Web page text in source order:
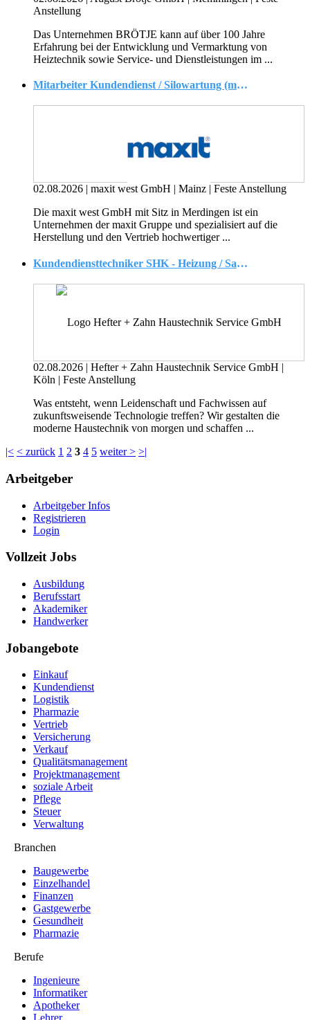
Anstellung
Das Unternehmen BRÖTJE kann auf über 100 Jahre
Erfahrung bei der Entwicklung und Vermarktung von
Heiztechnik sowie Service- und Dienstleistungen im ...
Mitarbeiter Kundendienst / Silowartung (m/w/d)
02.08.2026 | maxit west GmbH | Mainz | Feste Anstellung
Die maxit west GmbH mit Sitz in Merdingen ist ein
Unternehmen der maxit Gruppe und spezialisiert auf die
Herstellung und den Vertrieb hochwertiger ...
Kundendiensttechniker SHK - Heizung / Sanitär (m/w/d)
02.08.2026 | Hefter + Zahn Haustechnik Service GmbH |
Köln | Feste Anstellung
Was entsteht, wenn Leidenschaft und Fachwissen auf
zukunftsweisende Technologie treffen? Wir gestalten die
moderne Haustechnik von morgen und schaffen ...
|< < zurück 1 2 3 4 5 weiter > >|
Arbeitgeber
Arbeitgeber Infos
Registrieren
Login
Vollzeit Jobs
Ausbildung
Berufsstart
Akademiker
Handwerker
Jobangebote
Einkauf
Kundendienst
Logistik
Pharmazie
Vertrieb
Versicherung
Verkauf
Qualitätsmanagement
Projektmanagement
soziale Arbeit
Pflege
Steuer
Verwaltung
Branchen
Baugewerbe
Einzelhandel
Finanzen
Gastgewerbe
Gesundheit
Pharmazie
Berufe
Ingenieure
Informatiker
Apotheker